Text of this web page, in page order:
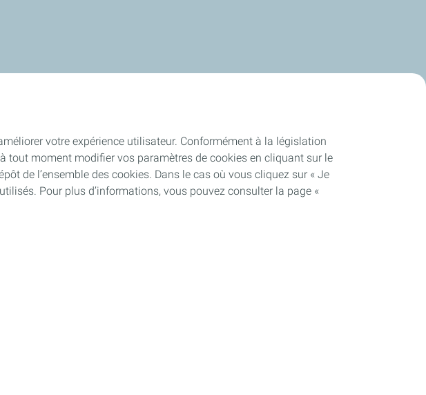
votre expérience utilisateur. Conformément à la législation
tout moment modifier vos paramètres de cookies en cliquant sur le
de l’ensemble des cookies. Dans le cas où vous cliquez sur « Je
Pour plus d’informations, vous pouvez consulter la page «